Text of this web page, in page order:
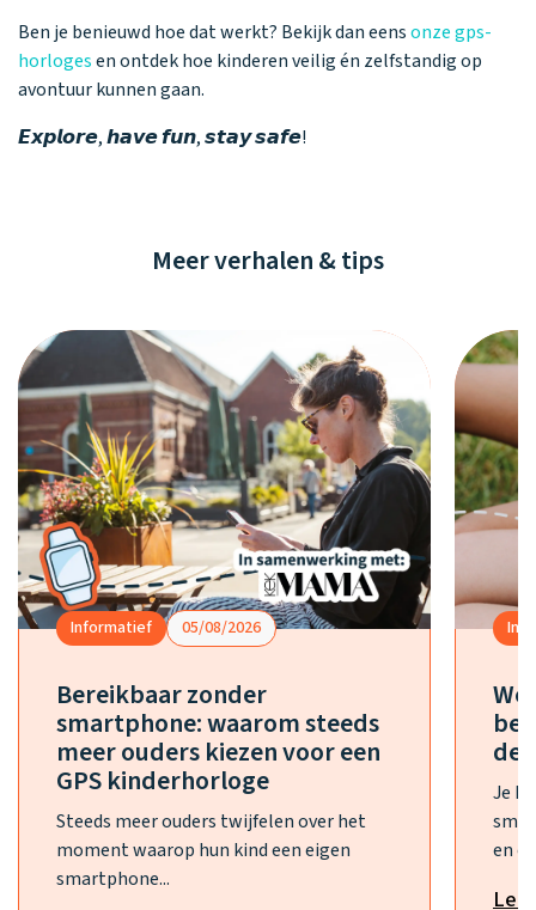
Ben je benieuwd hoe dat werkt? Bekijk dan eensonze gps-
horlogesen ontdek hoe kinderen veilig én zelfstandig op
avontuur kunnen gaan.
𝙀𝙭𝙥𝙡𝙤𝙧𝙚, 𝙝𝙖𝙫𝙚 𝙛𝙪𝙣, 𝙨𝙩𝙖𝙮 𝙨𝙖𝙛𝙚!
Meer verhalen & tips
Informatief 05/08/2026
Bereikbaar zonder
smartphone: waarom steeds
meer ouders kiezen voor een
GPS kinderhorloge
Steeds meer ouders twijfelen over het
moment waarop hun kind een eigen
smartphone...
de
Je
en